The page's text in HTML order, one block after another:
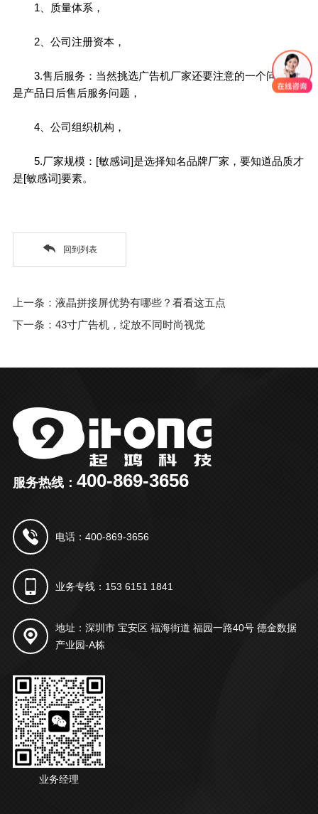
1、质量体系，
2、公司注册资本，
3.售后服务：当然挑选广告机厂家还要注意的一个问题就
是产品日后售后服务问题，
4、公司组织机构，
5.厂家规模：[敏感词]是选择知名品牌厂家，要知道品质才
是[敏感词]要素。
回到列表
上一条：液晶拼接屏优势有哪些？看看这五点
下一条：43寸广告机，绽放不同时尚视觉
服务热线： 400-869-3656
电话：400-869-3656
业务专线：153 6151 1841
地址：深圳市 宝安区 福海街道 福园一路40号 德金数据
产业园-A栋
业务经理